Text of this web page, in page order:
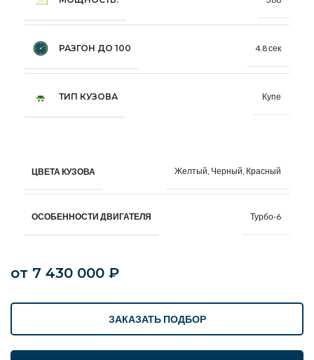
РАЗГОН ДО 100 4.8 сек
ТИП КУЗОВА Купе
ЦВЕТА КУЗОВА Желтый, Черный, Красный
ОСОБЕННОСТИ ДВИГАТЕЛЯ Турбо-6
от 7 430 000 ₽
ЗАКАЗАТЬ ПОДБОР